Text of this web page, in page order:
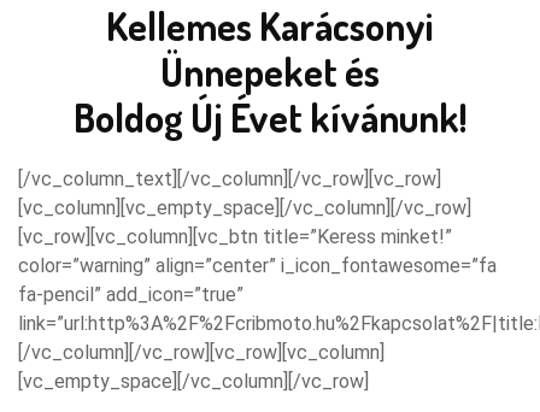
Kellemes Karácsonyi
Ünnepeket és
Boldog Új Évet kívánunk!
[/vc_column_text][/vc_column][/vc_row][vc_row]
[vc_column][vc_empty_space][/vc_column][/vc_row]
[vc_row][vc_column][vc_btn title=”Keress minket!”
color=”warning” align=”center” i_icon_fontawesome=”fa
fa-pencil” add_icon=”true”
[/vc_column][/vc_row][vc_row][vc_column]
[vc_empty_space][/vc_column][/vc_row]